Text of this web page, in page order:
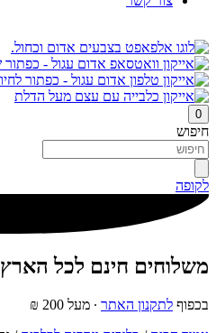
0
חיפוש
לקופה
משלוחים חינם לכל הארץ
בכפוף לתקנון האתר ∙ מעל 200 ₪